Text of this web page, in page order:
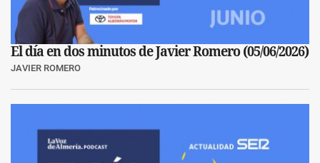
El día en dos minutos de Javier Romero (05/06/2026)
JAVIER ROMERO